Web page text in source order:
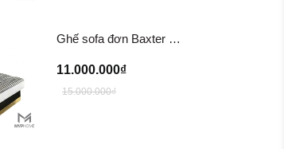
Ghế sofa đơn Baxter Greta Armchair
11.000.000₫
15.000.000₫